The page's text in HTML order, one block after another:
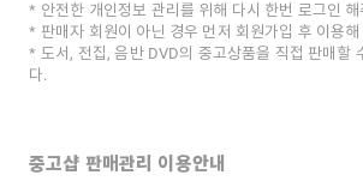
안전한 개인정보 관리를 위해 다시 한번 로그인
판매자 회원이 아닌 경우 먼저 회원가입 후 이용
도서, 전집, 음반 DVD의 중고상품을 직접 판매할
다.
중고샵 판매관리 이용안내